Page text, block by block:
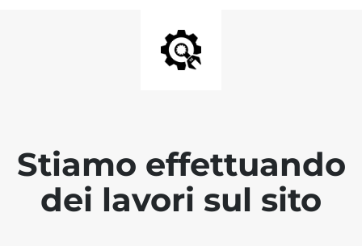
Stiamo effettuando
dei lavori sul sito